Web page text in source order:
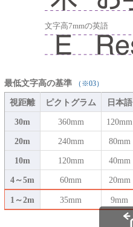
文字高7mmの英語
最低文字高の基準 （※03）
視距離 ピクトグラム 日本語
30m
360mm 120mm
20m
240mm 80mm
10m
120mm 40mm
4～5m 60mm 20mm
1～2m 35mm 9mm